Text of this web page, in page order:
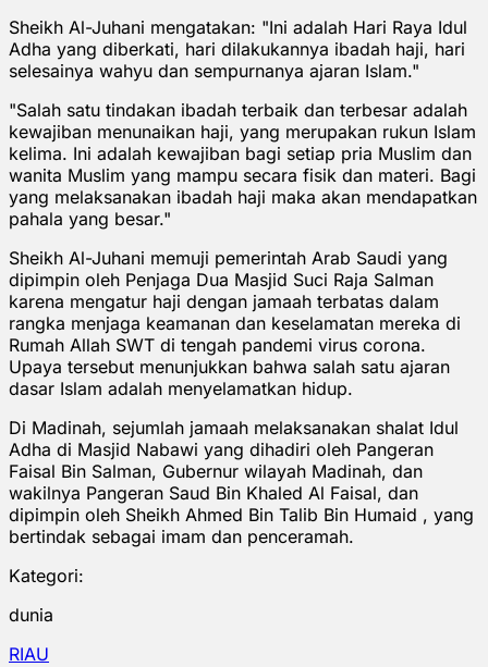
Sheikh Al-Juhani mengatakan: "Ini adalah Hari Raya Idul
Adha yang diberkati, hari dilakukannya ibadah haji, hari
selesainya wahyu dan sempurnanya ajaran Islam."
"Salah satu tindakan ibadah terbaik dan terbesar adalah
kewajiban menunaikan haji, yang merupakan rukun Islam
kelima. Ini adalah kewajiban bagi setiap pria Muslim dan
wanita Muslim yang mampu secara fisik dan materi. Bagi
yang melaksanakan ibadah haji maka akan mendapatkan
pahala yang besar."
Sheikh Al-Juhani memuji pemerintah Arab Saudi yang
dipimpin oleh Penjaga Dua Masjid Suci Raja Salman
karena mengatur haji dengan jamaah terbatas dalam
rangka menjaga keamanan dan keselamatan mereka di
Rumah Allah SWT di tengah pandemi virus corona.
Upaya tersebut menunjukkan bahwa salah satu ajaran
dasar Islam adalah menyelamatkan hidup.
Di Madinah, sejumlah jamaah melaksanakan shalat Idul
Adha di Masjid Nabawi yang dihadiri oleh Pangeran
Faisal Bin Salman, Gubernur wilayah Madinah, dan
wakilnya Pangeran Saud Bin Khaled Al Faisal, dan
dipimpin oleh Sheikh Ahmed Bin Talib Bin Humaid , yang
bertindak sebagai imam dan penceramah.
Kategori:
dunia
RIAU